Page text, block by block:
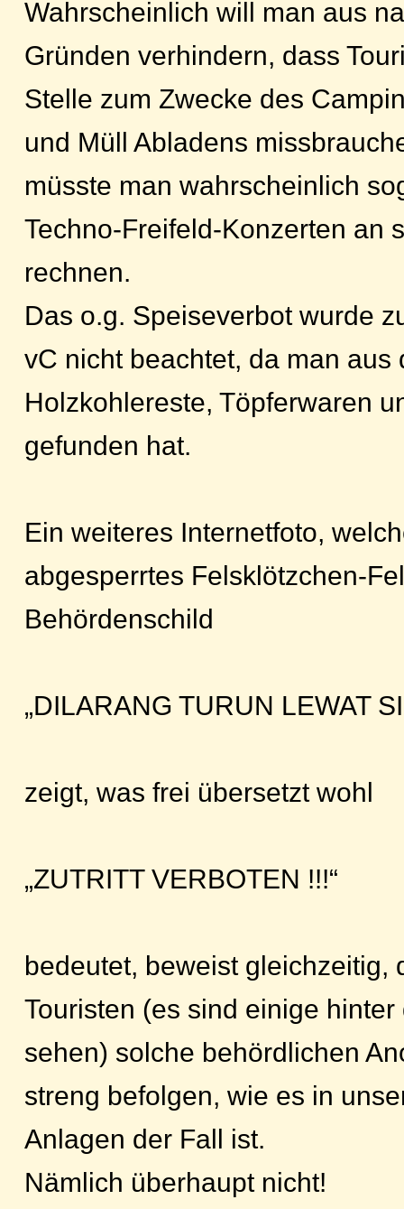
Wahrscheinlich will man aus
Gründen verhindern, dass
Stelle zum Zwecke des
und Müll Abladens
müsste man wahrscheinlich
Techno-Freifeld-Konzerten an
rechnen.
Das o.g. Speiseverbot wurde
vC nicht beachtet, da man aus
Holzkohlereste, Töpferwaren
gefunden hat.
Ein weiteres Internetfoto,
abgesperrtes Felsklötzchen-
Behördenschild
„DILARANG TURUN LEWAT
zeigt, was frei übersetzt wohl
„ZUTRITT VERBOTEN !!!“
bedeutet, beweist gleichzeitig,
Touristen (es sind einige
sehen) solche behördlichen
streng befolgen, wie es in
Anlagen der Fall ist.
Nämlich überhaupt nicht!